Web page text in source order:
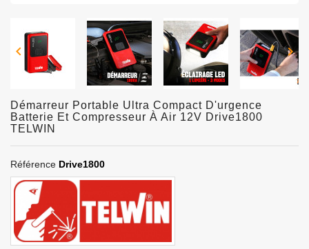
 
Démarreur Portable Ultra Compact D'urgence
Batterie Et Compresseur À Air 12V Drive1800
TELWIN
Référence Drive1800